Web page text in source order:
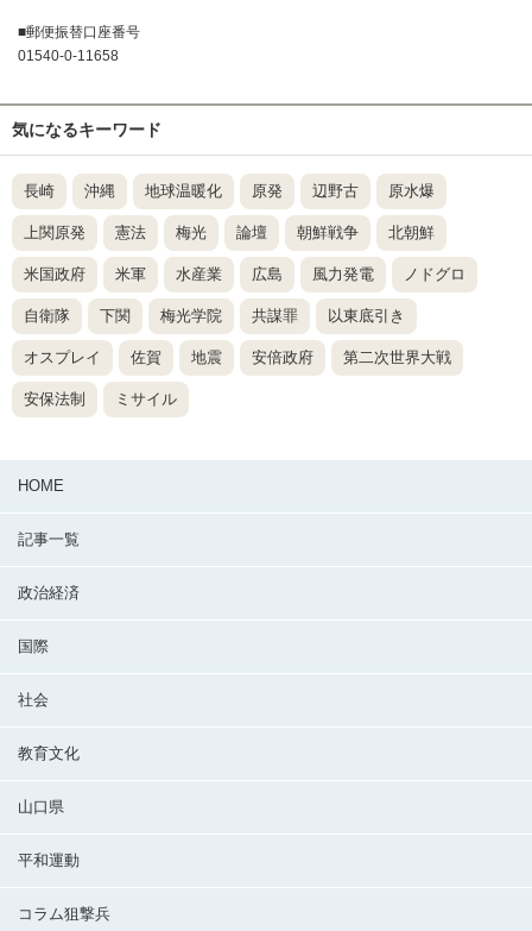
■郵便振替口座番号
01540-0-11658
気になるキーワード
長崎 沖縄 地球温暖化 原発 辺野古 原水爆
上関原発 憲法 梅光 論壇 朝鮮戦争 北朝鮮
米国政府 米軍 水産業 広島 風力発電 ノドグロ
自衛隊 下関 梅光学院 共謀罪 以東底引き
オスプレイ 佐賀 地震 安倍政府 第二次世界大戦
安保法制 ミサイル
HOME
記事一覧
政治経済
国際
社会
教育文化
山口県
平和運動
コラム狙撃兵